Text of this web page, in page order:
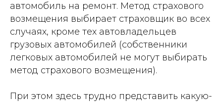
автомобиль на ремонт. Метод страхового
возмещения выбирает страховщик во всех
случаях, кроме тех автовладельцев
грузовых автомобилей (собственники
легковых автомобилей не могут выбирать
метод страхового возмещения).
При этом здесь трудно представить какую-